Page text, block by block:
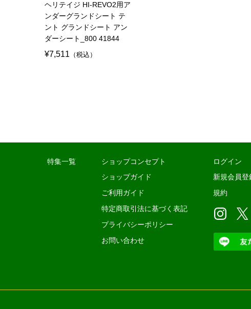
ヘリテイジ HI-REVO2用ア
ンダーグランドシート テ
ント グランドシート アン
ダーシート_800 41844
¥7,511 （税込）
特集一覧
ショップコンセプト
ショップガイド
ご利用ガイド
特定商取引法に基づく表記
プライバシーポリシー
お問い合わせ
ログイン
新規会員登
規約